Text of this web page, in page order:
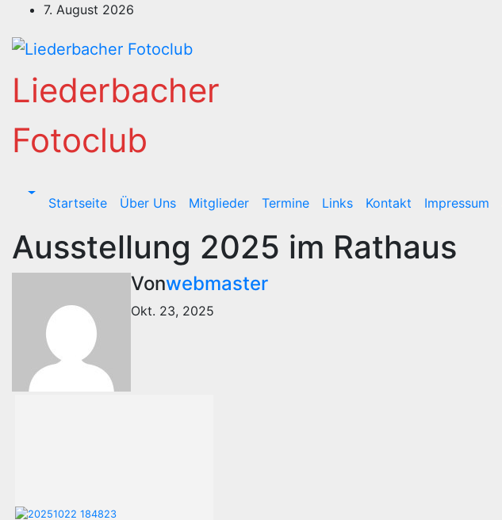
springen
7. August 2026
Liederbacher
Fotoclub
Startseite Über Uns Mitglieder Termine Links Kontakt Impressum
Ausstellung 2025 im Rathaus
Vonwebmaster
Okt. 23, 2025